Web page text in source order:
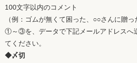
100文字以内のコメント
（例：ゴムが無くて困った、○○さんに贈っ
①～③を、データで下記メールアドレスへ
てください。
◆〆切